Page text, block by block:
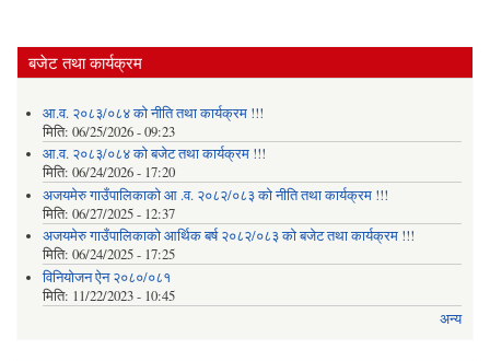
बजेट तथा कार्यक्रम
आ.व. २०८३/०८४ को नीति तथा कार्यक्रम !!!
मिति: 06/25/2026 - 09:23
आ.व. २०८३/०८४ को बजेट तथा कार्यक्रम !!!
मिति: 06/24/2026 - 17:20
अजयमेरु गाउँपालिकाको आ .व. २०८२/०८३ को नीति तथा कार्यक्रम !!!
मिति: 06/27/2025 - 12:37
अजयमेरु गाउँपालिकाको आर्थिक बर्ष २०८२/०८३ को बजेट तथा कार्यक्रम !!!
मिति: 06/24/2025 - 17:25
विनियोजन ऐन २०८०/०८१
मिति: 11/22/2023 - 10:45
अन्य